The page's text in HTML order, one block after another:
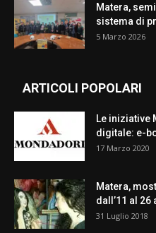
Matera,
sistema di
5 Marzo 2026
ARTICOLI POPOLARI
Le iniziative
digitale: e-
17 Marzo 2020
Matera,
dall’11 al
31 Luglio 2018